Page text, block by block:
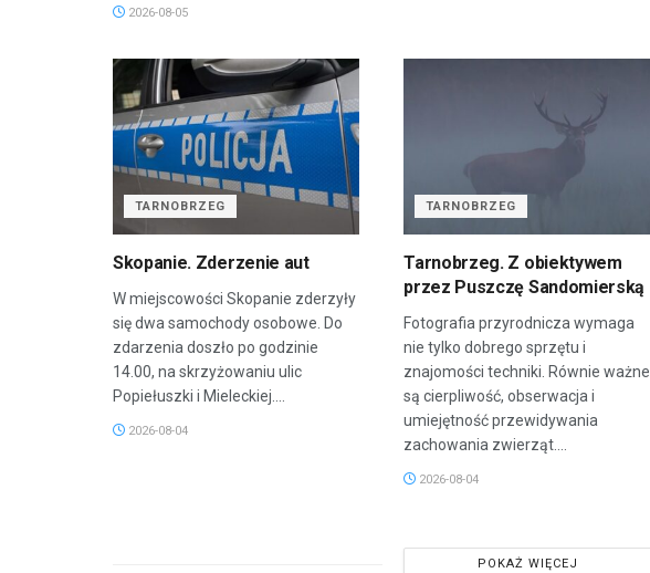
2026-08-05
TARNOBRZEG
Skopanie. Zderzenie aut
W miejscowości Skopanie zderzyły
się dwa samochody osobowe. Do
zdarzenia doszło po godzinie
14.00, na skrzyżowaniu ulic
Popiełuszki i Mieleckiej....
2026-08-04
TARNOBRZEG
Tarnobrzeg. Z obiektywem
przez Puszczę Sandomierską
Fotografia przyrodnicza wymaga
nie tylko dobrego sprzętu i
znajomości techniki. Równie ważne
są cierpliwość, obserwacja i
umiejętność przewidywania
zachowania zwierząt....
2026-08-04
POKAŻ WIĘCEJ